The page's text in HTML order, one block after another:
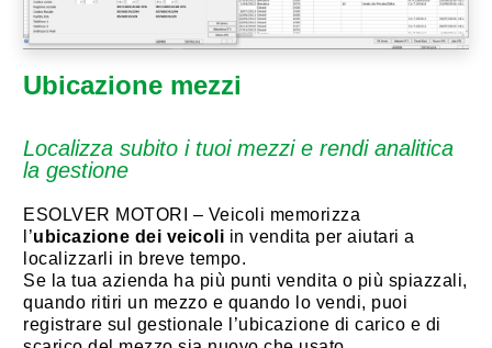
Ubicazione mezzi
Localizza subito i tuoi mezzi e rendi analitica
la gestione
ESOLVER MOTORI – Veicoli memorizza
l’ubicazione dei veicoli in vendita per aiutari a
localizzarli in breve tempo.
Se la tua azienda ha più punti vendita o più spiazzali,
quando ritiri un mezzo e quando lo vendi, puoi
registrare sul gestionale l’ubicazione di carico e di